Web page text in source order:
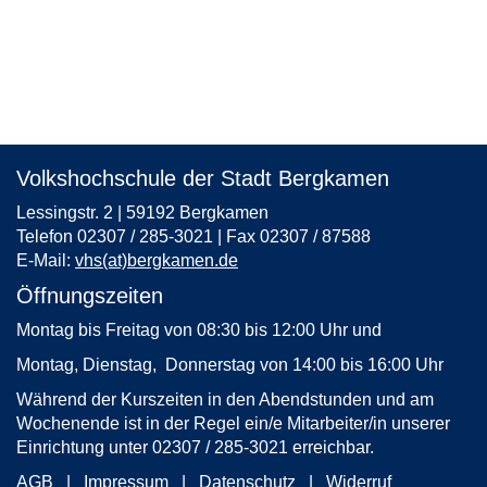
Volkshochschule der Stadt Bergkamen
Lessingstr. 2 | 59192 Bergkamen
Telefon 02307 / 285-3021 | Fax 02307 / 87588
E-Mail: vhs(at)bergkamen.de
Öffnungszeiten
Montag bis Freitag von 08:30 bis 12:00 Uhr und
Montag, Dienstag, Donnerstag von 14:00 bis 16:00 Uhr
Während der Kurszeiten in den Abendstunden und am
Wochenende ist in der Regel ein/e Mitarbeiter/in unserer
Einrichtung unter 02307 / 285-3021 erreichbar.
AGB
Impressum Datenschutz Widerruf